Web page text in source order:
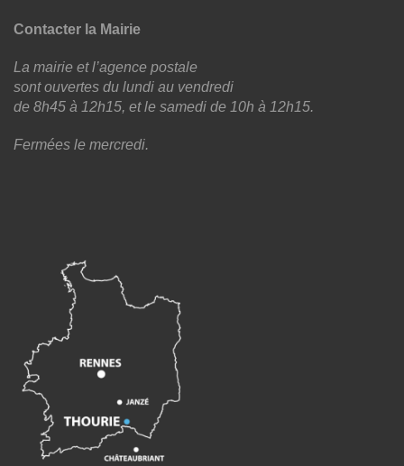
Contacter la Mairie
La mairie et l’agence postale
sont ouvertes du lundi au vendredi
de 8h45 à 12h15, et le samedi de 10h à 12h15.
Fermées le mercredi.